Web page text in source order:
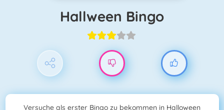
Hallween Bingo
Versuche als erster Bingo zu bekommen in Halloween